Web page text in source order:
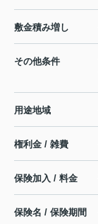
敷金積み増し
その他条件
用途地域
権利金 / 雑費
保険加入 / 料金
保険名 / 保険期間